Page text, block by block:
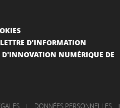
D'INFORMATION
D'INNOVATION NUMÉRIQUE DE
| DONNÉES PERSONNELLES |